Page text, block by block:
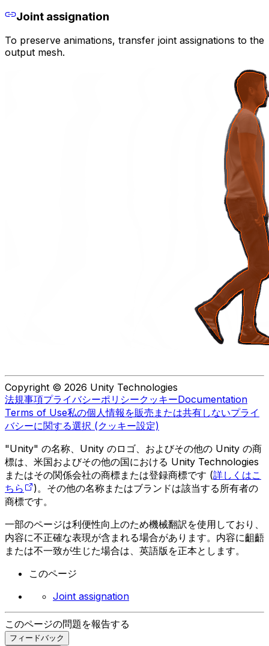
Joint assignation
To preserve animations, transfer joint assignations to the
output mesh.
Copyright © 2026 Unity Technologies
法規事項プライバシーポリシークッキーDocumentation
Terms of Use私の個人情報を販売または共有しないプライ
バシーに関する選択 (クッキー設定)
"Unity" の名称、Unity のロゴ、およびその他の Unity の商
標は、米国およびその他の国における Unity Technologies
またはその関係会社の商標または登録商標です (詳しくはこ
ちら
)。その他の名称またはブランドは該当する所有者の
商標です。
一部のページは利便性向上のため機械翻訳を使用しており、
内容に不正確な表現が含まれる場合があります。内容に齟齬
または不一致が生じた場合は、英語版を正本とします。
このページ
Joint assignation
このページの問題を報告する
フィードバック